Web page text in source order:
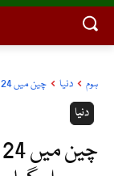
ہوم دنیا چین میں 24 سال قبل اغوا ہونے والا بیٹا باپ سے مل گیا
دنیا